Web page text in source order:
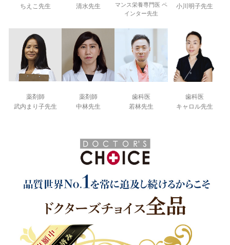
ちえこ先生
清水先生
マンス栄養専門医 ペ
インター先生
小川明子先生
薬剤師
武内まり子先生
薬剤師
中林先生
歯科医
若林先生
歯科医
キャロル先生